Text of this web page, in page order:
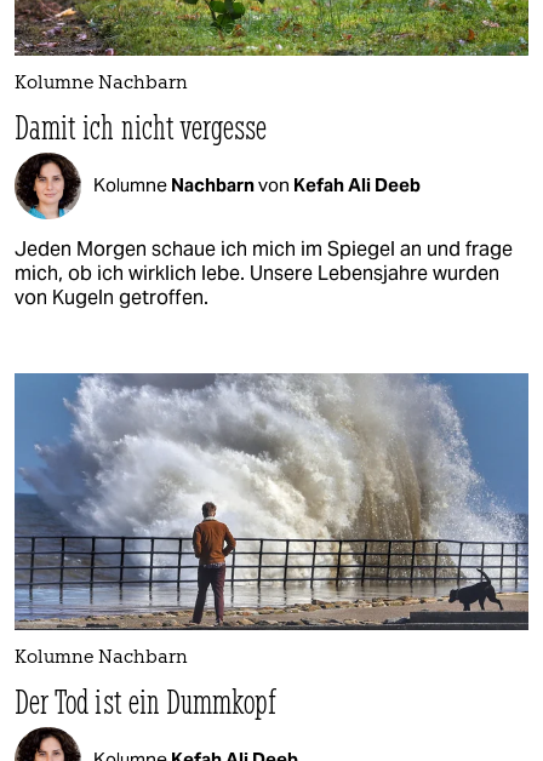
Kolumne Nachbarn
Damit ich nicht vergesse
Kolumne Nachbarnvon Kefah Ali Deeb
Jeden Morgen schaue ich mich im Spiegel an und frage
mich, ob ich wirklich lebe. Unsere Lebensjahre wurden
von Kugeln getroffen.
Kolumne Nachbarn
Der Tod ist ein Dummkopf